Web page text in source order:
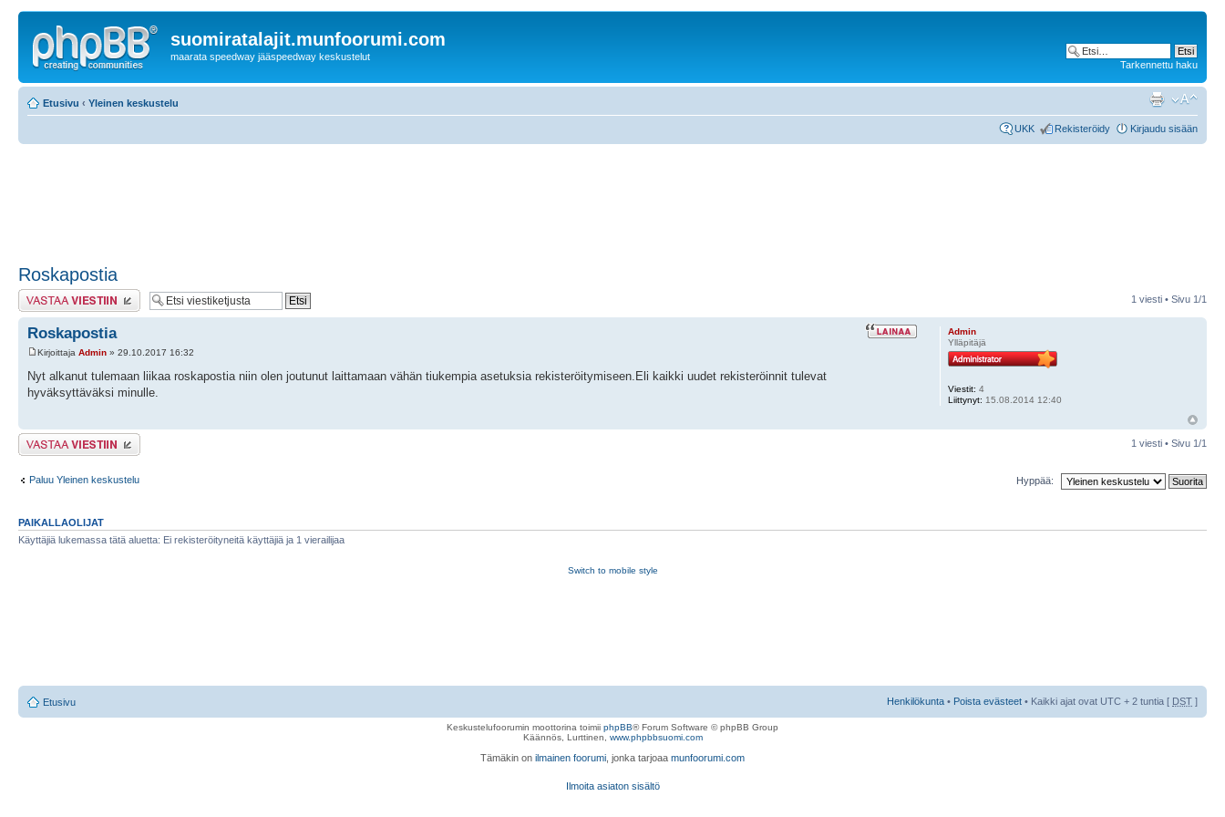
suomiratalajit.munfoorumi.com
maarata speedway jääspeedway keskustelut
Tarkennettu haku
Etusivu ‹ Yleinen keskustelu
UKK Rekisteröidy Kirjaudu sisään
Roskapostia
Lähetä vastaus 1 viesti • Sivu 1/1
Roskapostia
Kirjoittaja Admin » 29.10.2017 16:32
Nyt alkanut tulemaan liikaa roskapostia niin olen joutunut laittamaan vähän tiukempia asetuksia rekisteröitymiseen.Eli kaikki uudet rekisteröinnit tulevat
hyväksyttäväksi minulle.
Admin
Ylläpitäjä
Viestit: 4
Liittynyt: 15.08.2014 12:40
Lähetä vastaus 1 viesti • Sivu 1/1
Paluu Yleinen keskustelu Hyppää:
PAIKALLAOLIJAT
Käyttäjiä lukemassa tätä aluetta: Ei rekisteröityneitä käyttäjiä ja 1 vierailijaa
Switch to mobile style
Etusivu Henkilökunta • Poista evästeet • Kaikki ajat ovat UTC + 2 tuntia [ DST ]
Keskustelufoorumin moottorina toimii phpBB® Forum Software © phpBB Group
Käännös, Lurttinen, www.phpbbsuomi.com
Tämäkin on ilmainen foorumi , jonka tarjoaa munfoorumi.com
Ilmoita asiaton sisältö